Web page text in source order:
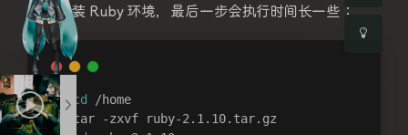
关闭 日落 暗化
首先安装 Ruby 环境，最后一步会执行时间长一些：
cd
/home
tar -zxvf ruby-2.1.10.tar.gz